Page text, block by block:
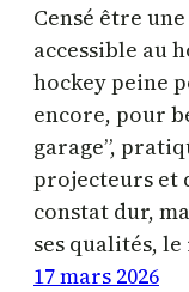
Censé être
accessible au
hockey peine
encore, pour
garage”,
projecteurs et
constat dur,
ses qualités,
17 mars 2026